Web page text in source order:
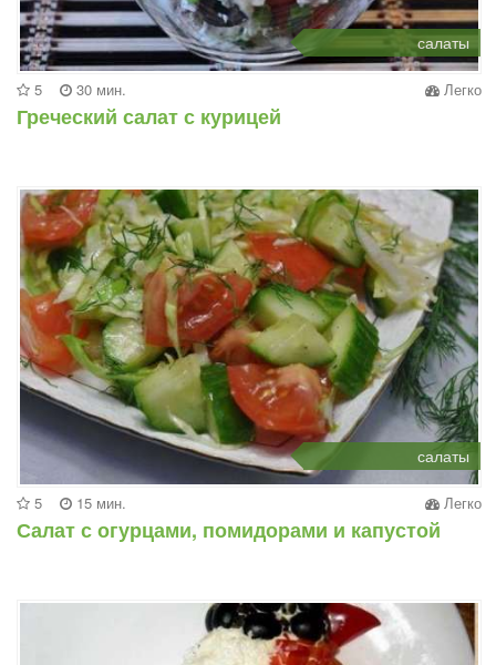
салаты
5 30 мин. Легко
Греческий салат с курицей
салаты
5 15 мин. Легко
Салат с огурцами, помидорами и капустой